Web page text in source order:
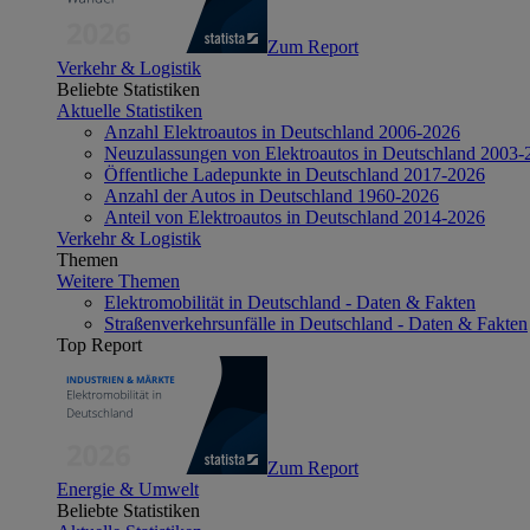
Zum Report
Verkehr & Logistik
Beliebte Statistiken
Aktuelle Statistiken
Anzahl Elektroautos in Deutschland 2006-2026
Neuzulassungen von Elektroautos in Deutschland 2003-
Öffentliche Ladepunkte in Deutschland 2017-2026
Anzahl der Autos in Deutschland 1960-2026
Anteil von Elektroautos in Deutschland 2014-2026
Verkehr & Logistik
Themen
Weitere Themen
Elektromobilität in Deutschland - Daten & Fakten
Straßenverkehrsunfälle in Deutschland - Daten & Fakten
Top Report
Zum Report
Energie & Umwelt
Beliebte Statistiken